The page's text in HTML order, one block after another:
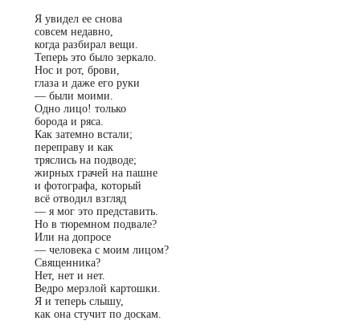
Я увидел ее снова
совсем недавно,
когда разбирал вещи.
Теперь это было зеркало.
Нос и рот, брови,
глаза и даже его руки
—были моими.
Одно лицо! только
борода и ряса.
Как затемно встали;
переправу и как
тряслись на подводе;
жирных грачей на пашне
и фотографа, который
всё отводил взгляд
—я мог это представить.
Но в тюремном подвале?
Или на допросе
—человека с моим лицом?
Священника?
Нет, нет и нет.
Ведро мерзлой картошки.
Я и теперь слышу,
как она стучит по доскам.